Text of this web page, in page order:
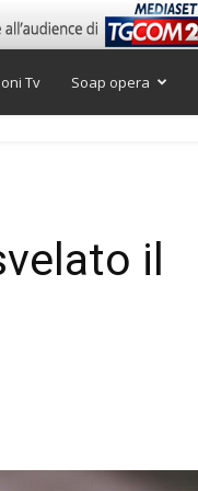
Tv Soap opera
il